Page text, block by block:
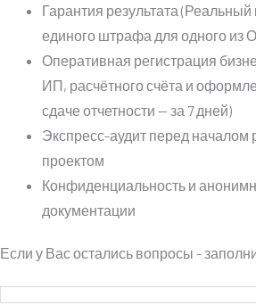
Гарантия результата (Реальный
единого штрафа для одного из
Оперативная регистрация
ИП, расчётного счёта и
сдаче отчетности — за 7 дней)
Экспресс-аудит перед
проектом
Конфиденциальность и
документации
Если у Вас остались вопросы -